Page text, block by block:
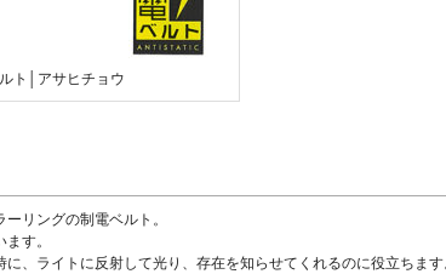
ト│アサヒチョウ
リングの制電ベルト。
す。
、ライトに反射して光り、存在を知らせてくれるのに役立ちます